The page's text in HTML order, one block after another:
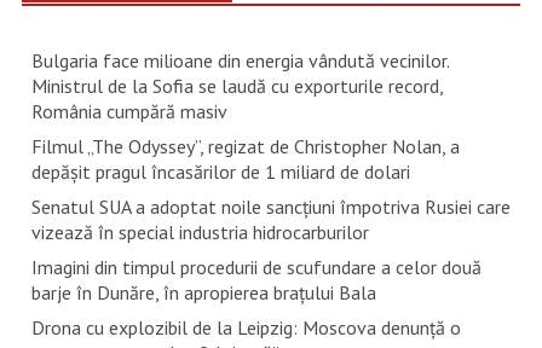
Bulgaria face milioane din energia vândută vecinilor.
Ministrul de la Sofia se laudă cu exporturile record,
România cumpără masiv
Filmul „The Odyssey”, regizat de Christopher Nolan, a
depăşit pragul încasărilor de 1 miliard de dolari
Senatul SUA a adoptat noile sancţiuni împotriva Rusiei care
vizează în special industria hidrocarburilor
Imagini din timpul procedurii de scufundare a celor două
barje în Dunăre, în apropierea brațului Bala
Drona cu explozibil de la Leipzig: Moscova denunţă o